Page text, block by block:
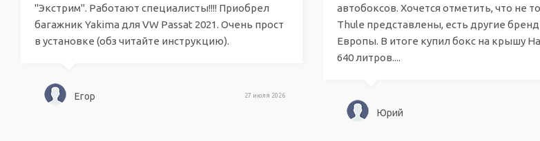
"Экстрим". Работают специалисты!!!! Приобрел
багажник Yakima для VW Passat 2021. Очень прост
в установке (обз читайте инструкцию).
Егор 27 июля 2026
автобоксов. Хочется отметить, что не
Thule представлены, есть другие
Европы. В итоге купил бокс на крышу
640 литров....
Юрий